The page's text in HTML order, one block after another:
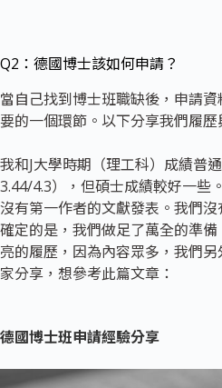
Q2：德國博士該如何申請？
當自己找到博士班職缺後，申請
要的一個環節。以下分享我們履歷
我和J大學時期（理工科）成績普
3.44/4.3），但碩士成績較好一些
沒有第一作者的文獻發表。我們
確定的是，我們做足了萬全的準
亮的履歷，因為內容眾多，我們
家分享，想參考此篇文章：
德國博士班申請經驗分享